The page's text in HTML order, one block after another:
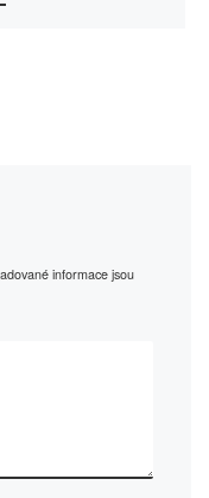
informace jsou